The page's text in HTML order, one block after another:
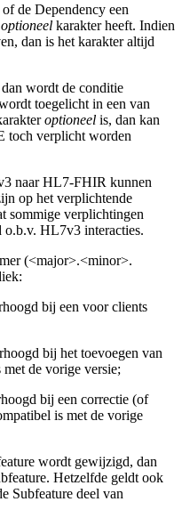
de Dependency een
optioneel karakter heeft. Indien
dan is het karakter altijd
wordt de conditie
toegelicht in een van
optioneel is, dan kan
toch verplicht worden
naar HL7-FHIR kunnen
op het verplichtende
sommige verplichtingen
HL7v3 interacties.
(<major>.<minor>.
bij een voor clients
bij het toevoegen van
de vorige versie;
bij een correctie (of
is met de vorige
wordt gewijzigd, dan
Hetzelfde geldt ook
Subfeature deel van